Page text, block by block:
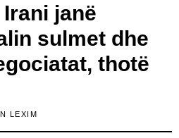
janë
sulmet dhe
thotë
LEXIM